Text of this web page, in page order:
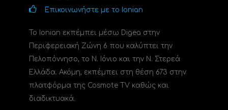
Επικοινωνήστε με το Ionian
Το Ionian εκπέμπει μέσω Digea στην
Περιφερειακή Ζώνη 6 που καλύπτει την
Πελοπόννησο, το N. Ιόνιο και την Ν. Στερεά
Ελλάδα. Ακόμη, εκπέμπει στη θέση 673 στην
πλατφόρμα της Cosmote TV καθώς και
διαδικτυακά.